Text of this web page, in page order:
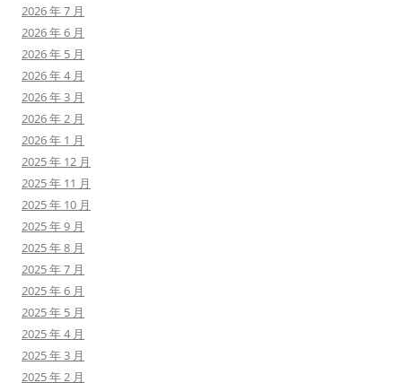
2026 年 7 月
2026 年 6 月
2026 年 5 月
2026 年 4 月
2026 年 3 月
2026 年 2 月
2026 年 1 月
2025 年 12 月
2025 年 11 月
2025 年 10 月
2025 年 9 月
2025 年 8 月
2025 年 7 月
2025 年 6 月
2025 年 5 月
2025 年 4 月
2025 年 3 月
2025 年 2 月